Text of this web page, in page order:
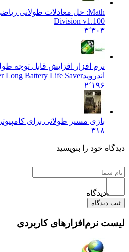
Math: حل معادلات طولانی ریاضی برای اندروید
Division v1.100
۳٬۳۰۳
نرم افزار افزایش قابل توجه
اندرویدLong Battery Life Saver
۲٬۱۹۶
بازی مسیر طولانی برای کامپیوتر
۳۱۸
دیدگاه خود را بنویسید
دیدگاه
ثبت دیدگاه
لیست نرم‌افزارهای کاربردی